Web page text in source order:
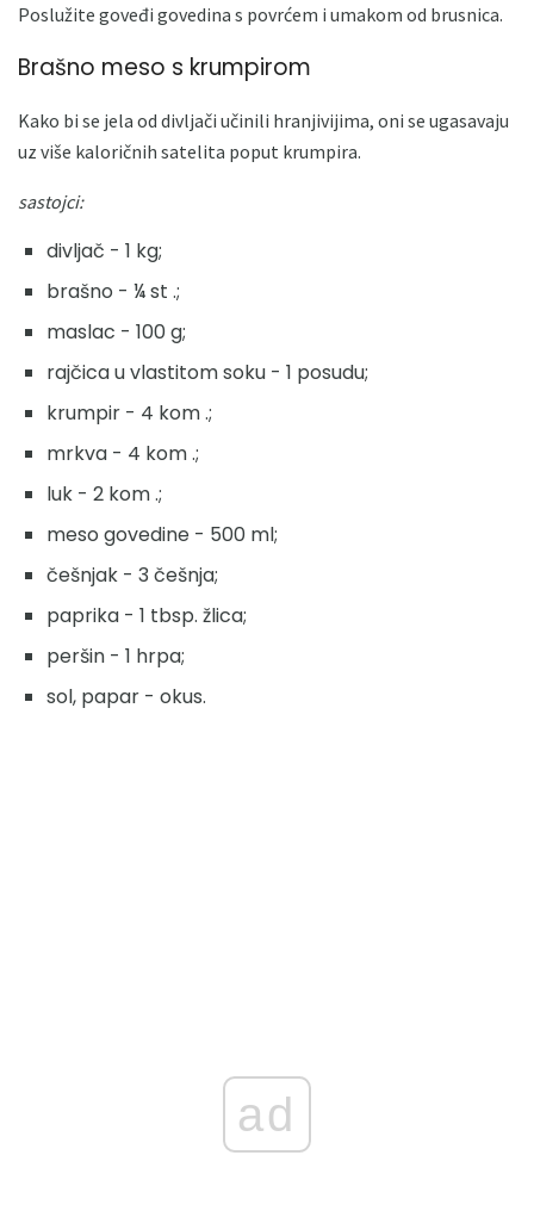
Poslužite goveđi govedina s povrćem i umakom od brusnica.
Brašno meso s krumpirom
Kako bi se jela od divljači učinili hranjivijima, oni se ugasavaju
uz više kaloričnih satelita poput krumpira.
sastojci:
divljač - 1 kg;
brašno - ¼ st .;
maslac - 100 g;
rajčica u vlastitom soku - 1 posudu;
krumpir - 4 kom .;
mrkva - 4 kom .;
luk - 2 kom .;
meso govedine - 500 ml;
češnjak - 3 češnja;
paprika - 1 tbsp. žlica;
peršin - 1 hrpa;
sol, papar - okus.
ad